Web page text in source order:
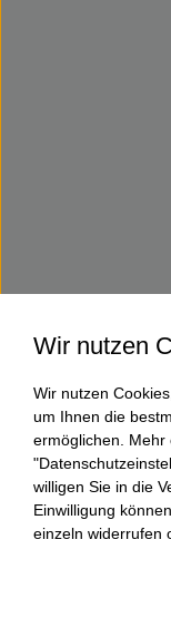
Wir nutzen
Wir nutzen
um Ihnen die
ermöglichen. Mehr
willigen Sie in die
Einwilligung
einzeln widerrufen